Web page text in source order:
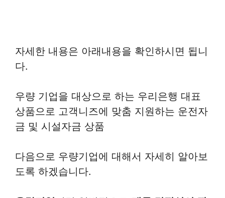
자세한 내용은 아래내용을 확인하시면 됩니
다.
우량 기업을 대상으로 하는 우리은행 대표
상품으로 고객니즈에 맞춤 지원하는 운전자
금 및 시설자금 상품
다음으로 우량기업에 대해서 자세히 알아보
도록 하겠습니다.